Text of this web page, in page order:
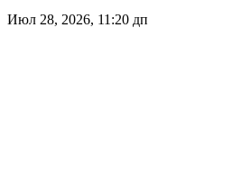
Июл 28, 2026, 11:20 дп